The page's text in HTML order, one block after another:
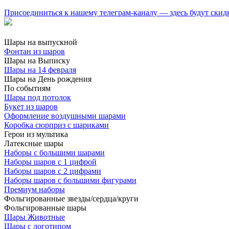
Присоединиться к нашему телеграм-каналу — здесь будут
Шары на выпускной
Фонтан из шаров
Шары на Выписку
Шары на 14 февраля
Шары на День рождения
По событиям
Шары под потолок
Букет из шаров
Оформление воздушными шарами
Коробка сюрприз с шариками
Герои из мультика
Латексные шары
Наборы с большими шарами
Наборы шаров с 1 цифрой
Наборы шаров с 2 цифрами
Наборы шаров с большими фигурами
Премиум наборы
Фольгированные звезды/сердца/круги
Фольгированные шары
Шары Животные
Шары с логотипом